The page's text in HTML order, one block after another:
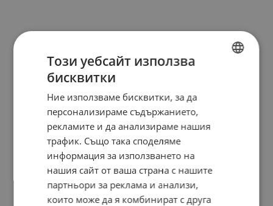
Този уебсайт използва
бисквитки
Ние използваме бисквитки, за да
персонализираме съдържанието,
рекламите и да анализираме нашия
трафик. Също така споделяме
информация за използването на
нашия сайт от ваша страна с нашите
партньори за реклама и анализи,
които може да я комбинират с друга